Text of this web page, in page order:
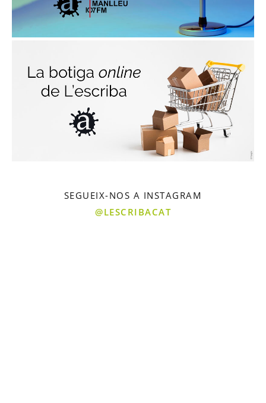
SEGUEIX-NOS A INSTAGRAM
@LESCRIBACAT